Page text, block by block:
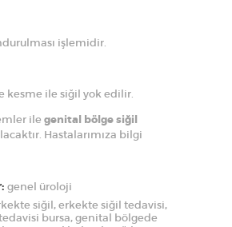
işlemidir.
kesme ile siğil yok edilir.
ile genital bölge siğil
Hastalarımıza bilgi
genel üroloji
siğil,erkekte siğil tedavisi,
bursa,genital bölgede